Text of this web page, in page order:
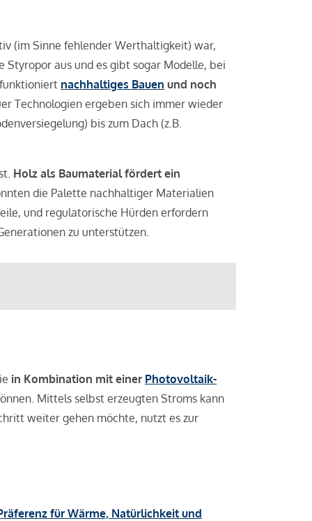
(im Sinne fehlender Werthaltigkeit) war,
aus und es gibt sogar Modelle, bei
nachhaltiges Bauen und noch
Technologien ergeben sich immer wieder
bis zum Dach (z.B.
Holz als Baumaterial fördert ein
die Palette nachhaltiger Materialien
und regulatorische Hürden erfordern
zu unterstützen.
in Kombination mit einer Photovoltaik-
Mittels selbst erzeugten Stroms kann
weiter gehen möchte, nutzt es zur
für Wärme, Natürlichkeit und